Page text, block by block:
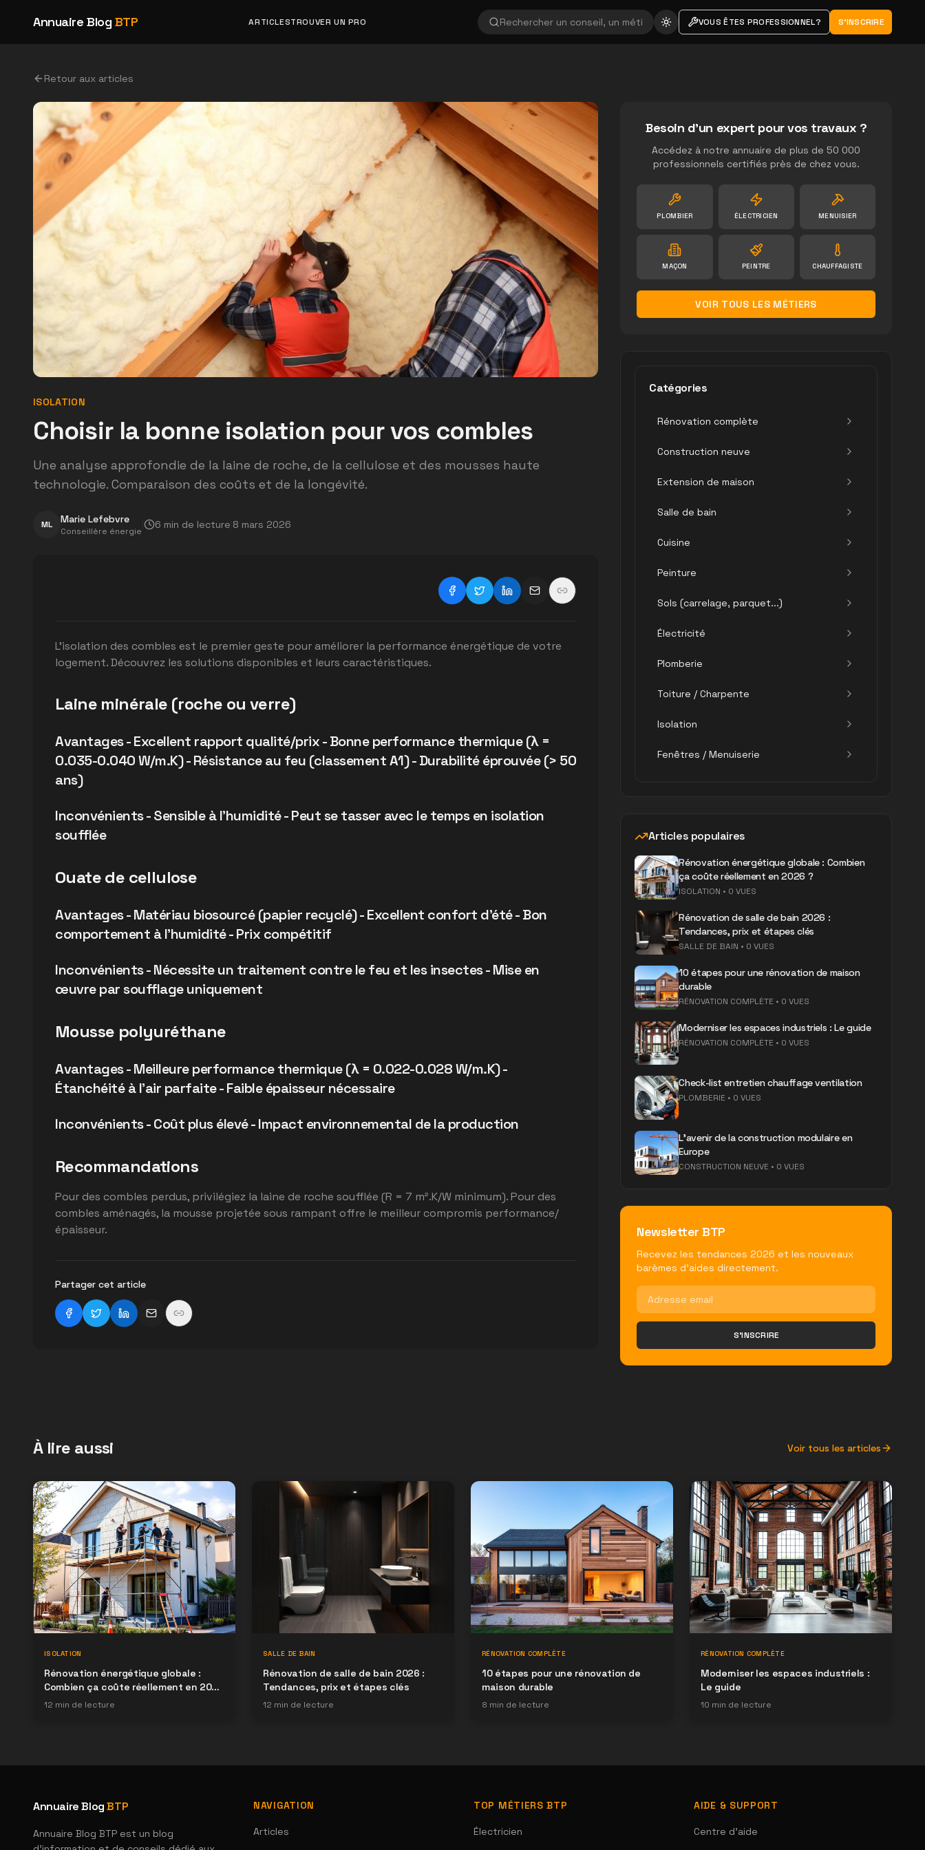
Annuaire Blog BTP ARTICLESTROUVER UN PRO VOUS ÊTES PROFESSIONNEL? S'INSCRIRE
Retour aux articles
ISOLATION
Choisir la bonne isolation pour vos combles
Une analyse approfondie de la laine de roche, de la cellulose et des mousses haute
technologie. Comparaison des coûts et de la longévité.
ML Marie Lefebvre
Conseillère énergie
6 min de lecture 8 mars 2026
L'isolation des combles est le premier geste pour améliorer la performance énergétique de votre
logement. Découvrez les solutions disponibles et leurs caractéristiques.
Laine minérale (roche ou verre)
Avantages - Excellent rapport qualité/prix - Bonne performance thermique (λ =
0.035-0.040 W/m.K) - Résistance au feu (classement A1) - Durabilité éprouvée (> 50
ans)
Inconvénients - Sensible à l'humidité - Peut se tasser avec le temps en isolation
soufflée
Ouate de cellulose
Avantages - Matériau biosourcé (papier recyclé) - Excellent confort d'été - Bon
comportement à l'humidité - Prix compétitif
Inconvénients - Nécessite un traitement contre le feu et les insectes - Mise en
œuvre par soufflage uniquement
Mousse polyuréthane
Avantages - Meilleure performance thermique (λ = 0.022-0.028 W/m.K) -
Étanchéité à l'air parfaite - Faible épaisseur nécessaire
Inconvénients - Coût plus élevé - Impact environnemental de la production
Recommandations
Pour des combles perdus, privilégiez la laine de roche soufflée (R = 7 m².K/W minimum). Pour des
combles aménagés, la mousse projetée sous rampant offre le meilleur compromis performance/
épaisseur.
Partager cet article
Besoin d'un expert pour vos travaux ?
Accédez à notre annuaire de plus de 50 000
professionnels certifiés près de chez vous.
PLOMBIER ÉLECTRICIEN MENUISIER
MAÇON PEINTRE CHAUFFAGISTE
VOIR TOUS LES MÉTIERS
Catégories
Rénovation complète
Construction neuve
Extension de maison
Salle de bain
Cuisine
Peinture
Sols (carrelage, parquet...)
Électricité
Plomberie
Toiture / Charpente
Isolation
Fenêtres / Menuiserie
Articles populaires
Rénovation énergétique globale : Combien
ça coûte réellement en 2026 ?
ISOLATION • 0 VUES
Rénovation de salle de bain 2026 :
Tendances, prix et étapes clés
SALLE DE BAIN • 0 VUES
10 étapes pour une rénovation de maison
durable
RÉNOVATION COMPLÈTE • 0 VUES
Moderniser les espaces industriels : Le guide
RÉNOVATION COMPLÈTE • 0 VUES
Check-list entretien chauffage ventilation
PLOMBERIE • 0 VUES
L'avenir de la construction modulaire en
Europe
CONSTRUCTION NEUVE • 0 VUES
Newsletter BTP
Recevez les tendances 2026 et les nouveaux
barèmes d'aides directement.
S'INSCRIRE
À lire aussi Voir tous les articles
ISOLATION
Rénovation énergétique globale :
Combien ça coûte réellement en 2026
?
12 min de lecture
SALLE DE BAIN
Rénovation de salle de bain 2026 :
Tendances, prix et étapes clés
12 min de lecture
RÉNOVATION COMPLÈTE
10 étapes pour une rénovation de
maison durable
8 min de lecture
RÉNOVATION COMPLÈTE
Moderniser les espaces industriels :
Le guide
10 min de lecture
Annuaire BlogBTP
Annuaire Blog BTP est un blog
NAVIGATION
Articles
TOP MÉTIERS BTP
Électricien
AIDE & SUPPORT
Centre d'aide